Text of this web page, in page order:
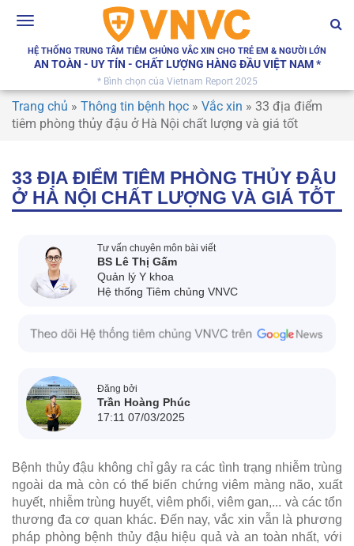
Toggle
HỆ THỐNG TRUNG TÂM TIÊM CHỦNG VẮC XIN CHO TRẺ EM & NGƯỜI LỚN
AN TOÀN - UY TÍN - CHẤT LƯỢNG HÀNG ĐẦU VIỆT NAM *
* Bình chọn của Vietnam Report 2025
Trang chủ » Thông tin bệnh học » Vắc xin » 33 địa điểm
tiêm phòng thủy đậu ở Hà Nội chất lượng và giá tốt
33 ĐỊA ĐIỂM TIÊM PHÒNG THỦY ĐẬU
Ở HÀ NỘI CHẤT LƯỢNG VÀ GIÁ TỐT
Tư vấn chuyên môn bài viết
BS Lê Thị Gấm
Quản lý Y khoa
Hệ thống Tiêm chủng VNVC
Đăng bởi
Trần Hoàng Phúc
17:11 07/03/2025
Bệnh thủy đậu không chỉ gây ra các tình trạng nhiễm trùng
ngoài da mà còn có thể biến chứng viêm màng não, xuất
huyết, nhiễm trùng huyết, viêm phổi, viêm gan,... và các tổn
thương đa cơ quan khác. Đến nay, vắc xin vẫn là phương
pháp phòng bệnh thủy đậu hiệu quả và an toàn nhất, với